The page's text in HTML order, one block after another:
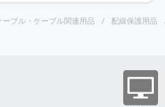
ーブル・ケーブル関連用品 配線保護用品